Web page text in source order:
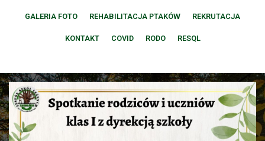
GALERIA FOTO REHABILITACJA PTAKÓW REKRUTACJA
KONTAKT COVID RODO RESQL